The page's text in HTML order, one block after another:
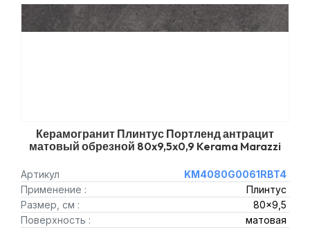
Керамогранит Плинтус Портленд антрацит
матовый обрезной 80x9,5x0,9 Kerama Marazzi
Артикул
KM4080G0061RBT4
Применение :
Плинтус
Размер, см :
80x9,5
Поверхность :
матовая